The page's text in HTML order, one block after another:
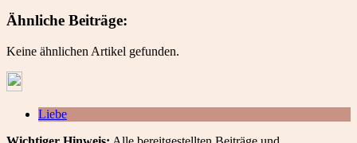
Ähnliche Beiträge:
Keine ähnlichen Artikel gefunden.
Liebe